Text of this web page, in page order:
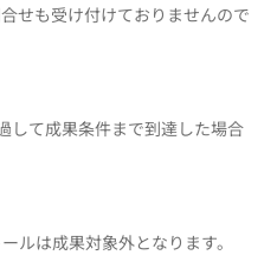
せも受け付けておりませんので
して成果条件まで到達した場合
ルは成果対象外となります。